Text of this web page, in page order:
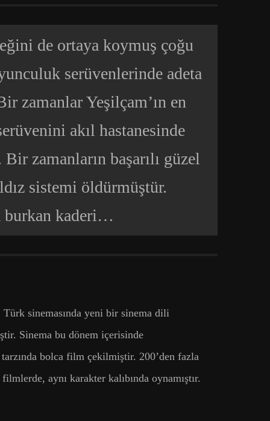
de ortaya koymuş çoğu
serüvenlerinde adeta
zamanlar Yeşilçam’ın en
akıl hastanesinde
zamanların başarılı güzel
sistemi öldürmüştür.
burkan kaderi…
sinemasında yeni bir sinema dili
Sinema bu dönem içerisinde
bolca film çekilmiştir. 200’den fazla
aynı karakter kalıbında oynamıştır.